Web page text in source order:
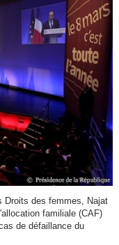
Droits des femmes, Najat
familiale (CAF)
de défaillance du